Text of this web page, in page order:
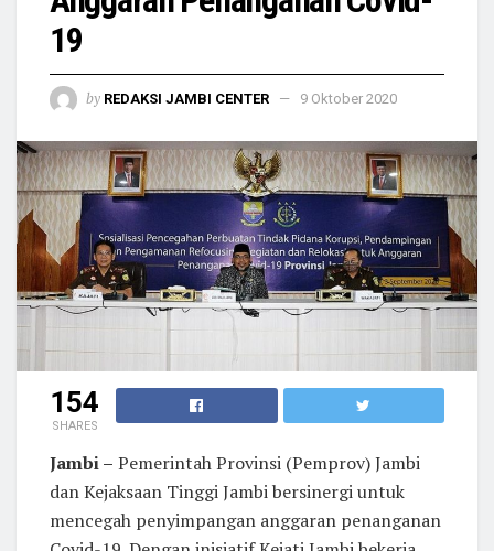
19
by REDAKSI JAMBI CENTER 9 Oktober 2020
154
SHARES
Jambi – Pemerintah Provinsi (Pemprov) Jambi
dan Kejaksaan Tinggi Jambi bersinergi untuk
mencegah penyimpangan anggaran penanganan